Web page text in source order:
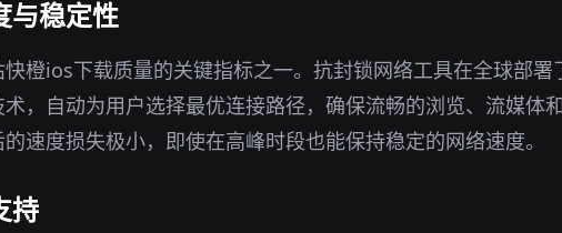
与稳定性
橙ios下载质量的关键指标之一。抗封锁网络工具在全球部署
，自动为用户选择最优连接路径，确保流畅的浏览、流媒体
速度损失极小，即使在高峰时段也能保持稳定的网络速度。
持